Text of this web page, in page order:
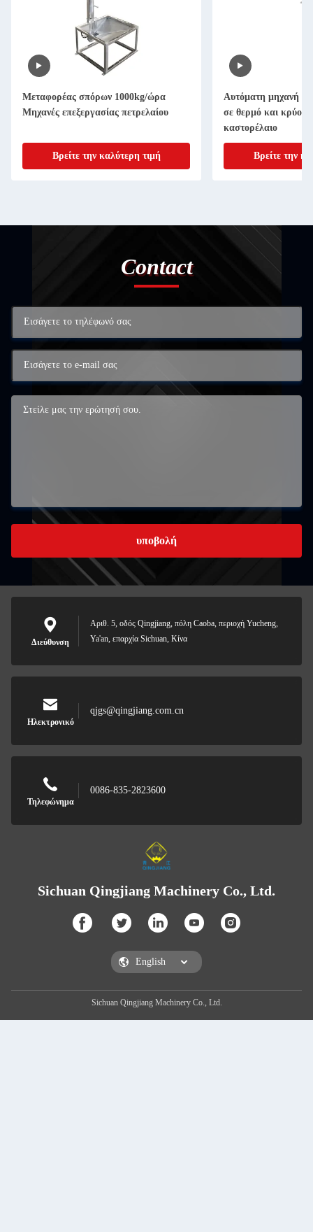
Μεταφορέας σπόρων 1000kg/ώρα
Μηχανές επεξεργασίας πετρελαίου
Βρείτε την καλύτερη τιμή
Αυτόματη μηχανή
σε θερμό και κρύο
καστορέλαιο
Βρείτε την
Contact
υποβολή
Διεύθυνση
Αριθ. 5, οδός Qingjiang, πόλη Caoba, περιοχή Yucheng,
Ya'an, επαρχία Sichuan, Κίνα
Ηλεκτρονικό
qjgs@qingjiang.com.cn
Τηλεφώνημα
0086-835-2823600
Sichuan Qingjiang Machinery Co., Ltd.
Sichuan Qingjiang Machinery Co., Ltd.